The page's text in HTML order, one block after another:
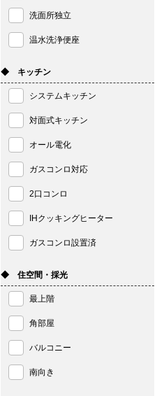
洗面所独立
温水洗浄便座
◆ キッチン
システムキッチン
対面式キッチン
オール電化
ガスコンロ対応
2口コンロ
IHクッキングヒーター
ガスコンロ設置済
◆ 住空間・採光
最上階
角部屋
バルコニー
南向き